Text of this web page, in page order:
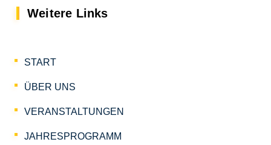
Weitere Links
START
ÜBER UNS
VERANSTALTUNGEN
JAHRESPROGRAMM